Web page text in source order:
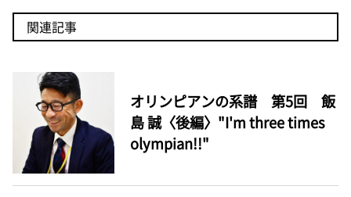
関連記事
オリンピアンの系譜 第5回 飯
島 誠〈後編〉"I'm three times
olympian!!"